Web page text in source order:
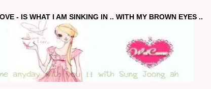
- IS WHAT I AM SINKING IN .. WITH MY BROWN EYES ..